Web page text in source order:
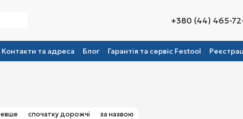
+380 (44) 465-
Контакти та адреса Блог Гарантія та сервіс Festool
спочатку дорожчі за назвою